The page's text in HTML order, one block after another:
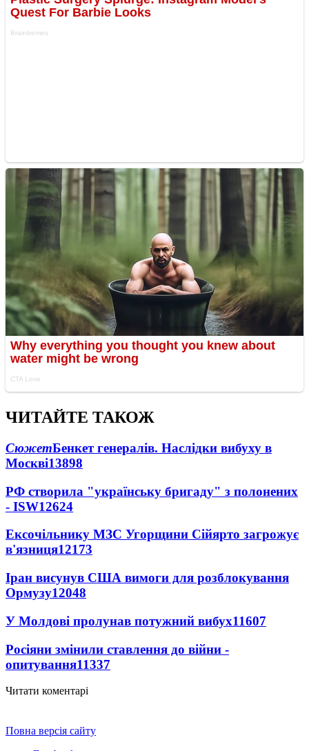
ЧИТАЙТЕ ТАКОЖ
СюжетБенкет генералів. Наслідки вибуху в
Москві13898
РФ створила "українську бригаду" з полонених
- ISW12624
Ексочільнику МЗС Угорщини Сійярто загрожує
в'язниця12173
Іран висунув США вимоги для розблокування
Ормузу12048
У Молдові пролунав потужний вибух11607
Росіяни змінили ставлення до війни -
опитування11337
Читати коментарі
Повна версія сайту